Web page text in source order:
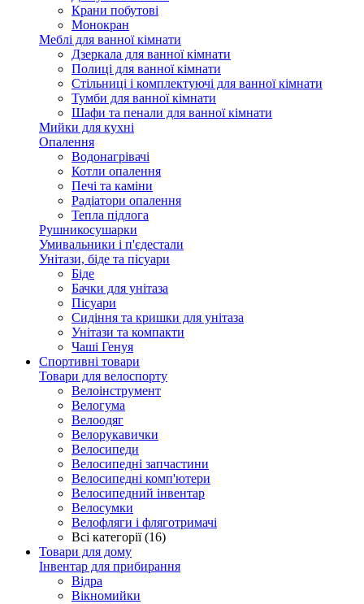
Крани побутові
Монокран
Меблі для ванної кімнати
Дзеркала для ванної кімнати
Полиці для ванної кімнати
Стільниці і комплектуючі для ванної кімнати
Тумби для ванної кімнати
Шафи та пенали для ванної кімнати
Мийки для кухні
Опалення
Водонагрівачі
Котли опалення
Печі та каміни
Радіатори опалення
Тепла підлога
Рушникосушарки
Умивальники і п'єдестали
Унітази, біде та пісуари
Біде
Бачки для унітаза
Пісуари
Сидіння та кришки для унітаза
Унітази та компакти
Чаші Генуя
Спортивні товари
Товари для велоспорту
Велоінструмент
Велогума
Велоодяг
Велорукавички
Велосипеди
Велосипедні запчастини
Велосипедні комп'ютери
Велосипедний інвентар
Велосумки
Велофляги і фляготримачі
Всі категорії (16)
Товари для дому
Інвентар для прибирання
Відра
Вікномийки